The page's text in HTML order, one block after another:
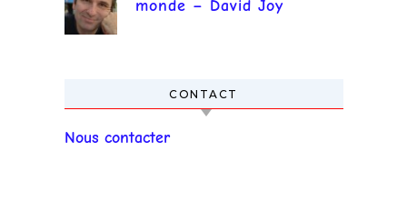
monde – David Joy
CONTACT
Nous contacter